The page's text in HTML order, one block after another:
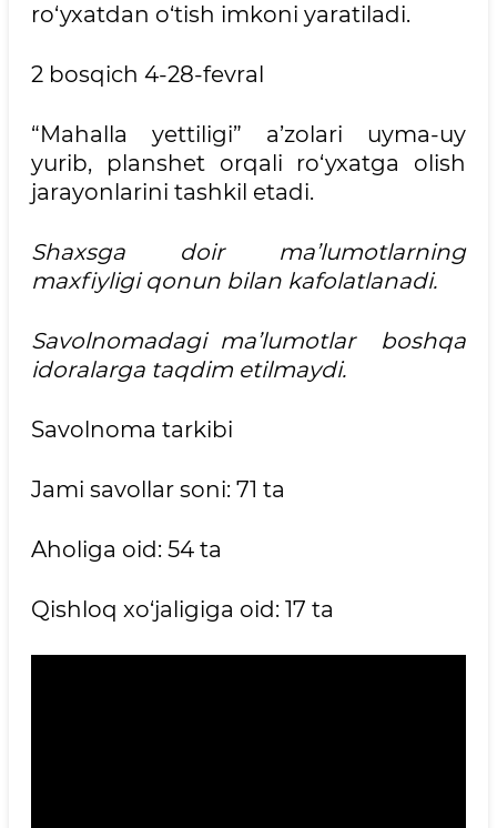
ro‘yxatdan o‘tish imkoni yaratiladi.
2 bosqich 4-28-fevral
“Mahalla yettiligi” a’zolari uyma-uy
yurib, planshet orqali ro‘yxatga olish
jarayonlarini tashkil etadi.
Shaxsga doir ma’lumotlarning
maxfiyligi qonun bilan kafolatlanadi.
Savolnomadagi ma’lumotlar boshqa
idoralarga taqdim etilmaydi.
Savolnoma tarkibi
Jami savollar soni: 71 ta
Aholiga oid: 54 ta
Qishloq xo‘jaligiga oid: 17 ta